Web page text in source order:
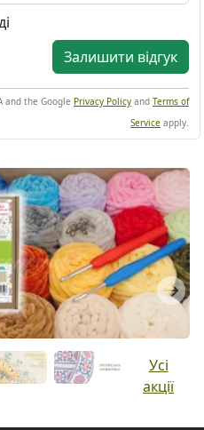
Залишити відгук
and the Google Privacy Policy and Terms of
Service apply.
Next
Усі
акції